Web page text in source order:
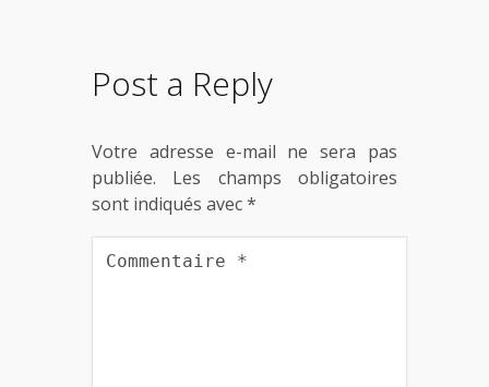
Post a Reply
Votre adresse e-mail ne sera pas
publiée.
Les champs obligatoires
sont indiqués avec*